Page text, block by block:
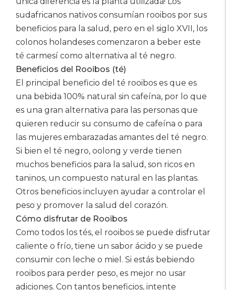
sudafricanos nativos consumían rooibos por sus
beneficios para la salud, pero en el siglo XVII, los
colonos holandeses comenzaron a beber este
té carmesí como alternativa al té negro.
Beneficios del Rooibos (té)
El principal beneficio del té rooibos es que es
una bebida 100% natural sin cafeína, por lo que
es una gran alternativa para las personas que
quieren reducir su consumo de cafeína o para
las mujeres embarazadas amantes del té negro.
Si bien el té negro, oolong y verde tienen
muchos beneficios para la salud, son ricos en
taninos, un compuesto natural en las plantas.
Otros beneficios incluyen ayudar a controlar el
peso y promover la salud del corazón.
Cómo disfrutar de Rooibos
Como todos los tés, el rooibos se puede disfrutar
caliente o frío, tiene un sabor ácido y se puede
consumir con leche o miel. Si estás bebiendo
rooibos para perder peso, es mejor no usar
adiciones. Con tantos beneficios, intente